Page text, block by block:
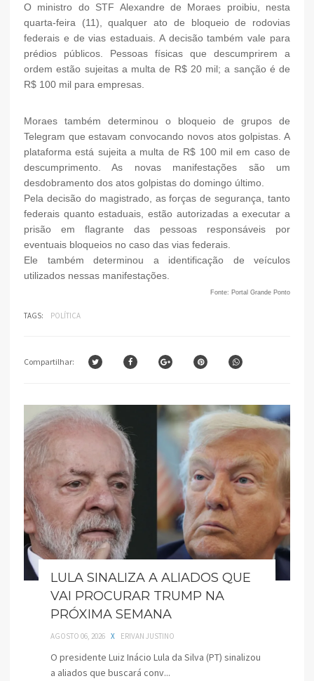
O ministro do STF Alexandre de Moraes proibiu, nesta
quarta-feira (11), qualquer ato de bloqueio de rodovias
federais e de vias estaduais. A decisão também vale para
prédios públicos. Pessoas físicas que descumprirem a
ordem estão sujeitas a multa de R$ 20 mil; a sanção é de
R$ 100 mil para empresas.
Moraes também determinou o bloqueio de grupos de
Telegram que estavam convocando novos atos golpistas. A
plataforma está sujeita a multa de R$ 100 mil em caso de
descumprimento. As novas manifestações são um
desdobramento dos atos golpistas do domingo último.
Pela decisão do magistrado, as forças de segurança, tanto
federais quanto estaduais, estão autorizadas a executar a
prisão em flagrante das pessoas responsáveis por
eventuais bloqueios no caso das vias federais.
Ele também determinou a identificação de veículos
utilizados nessas manifestações.
Fonte: Portal Grande Ponto
TAGS: POLÍTICA
Compartilhar:
LULA SINALIZA A ALIADOS QUE
VAI PROCURAR TRUMP NA
PRÓXIMA SEMANA
AGOSTO 06, 2026 X ERIVAN JUSTINO
O presidente Luiz Inácio Lula da Silva (PT) sinalizou
a aliados que buscará conv...